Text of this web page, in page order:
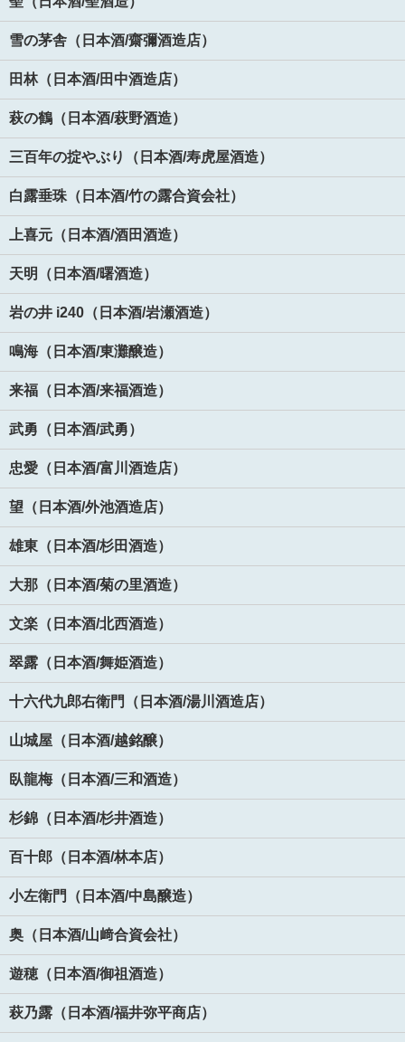
雪の茅舎（日本酒/齋彌酒造店）
田林（日本酒/田中酒造店）
萩の鶴（日本酒/萩野酒造）
三百年の掟やぶり（日本酒/寿虎屋酒造）
白露垂珠（日本酒/竹の露合資会社）
上喜元（日本酒/酒田酒造）
天明（日本酒/曙酒造）
岩の井 i240（日本酒/岩瀬酒造）
鳴海（日本酒/東灘醸造）
来福（日本酒/来福酒造）
武勇（日本酒/武勇）
忠愛（日本酒/富川酒造店）
望（日本酒/外池酒造店）
雄東（日本酒/杉田酒造）
大那（日本酒/菊の里酒造）
文楽（日本酒/北西酒造）
翠露（日本酒/舞姫酒造）
十六代九郎右衛門（日本酒/湯川酒造店）
山城屋（日本酒/越銘醸）
臥龍梅（日本酒/三和酒造）
杉錦（日本酒/杉井酒造）
百十郎（日本酒/林本店）
小左衛門（日本酒/中島醸造）
奥（日本酒/山﨑合資会社）
遊穂（日本酒/御祖酒造）
萩乃露（日本酒/福井弥平商店）